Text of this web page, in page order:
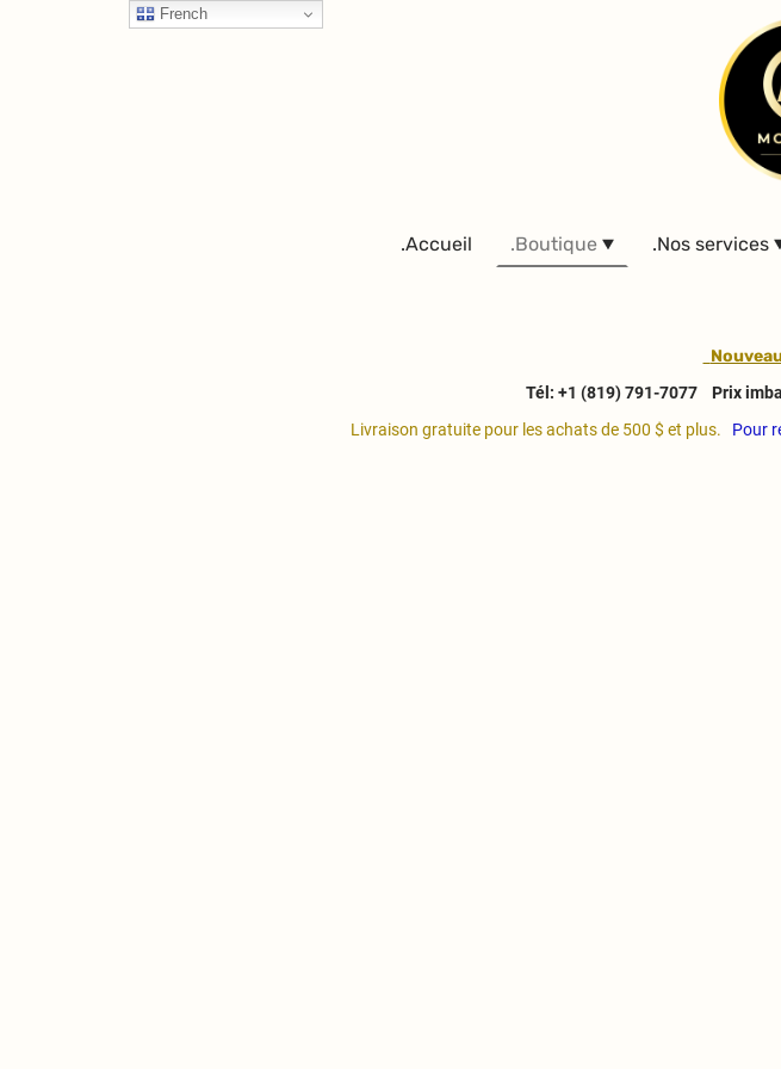
.Accueil .Boutique .Nos services
Tél: +1 (819) 791-7077
Prix
Livraison gratuite pour les achats de 500 $ et plus.
Pour
French